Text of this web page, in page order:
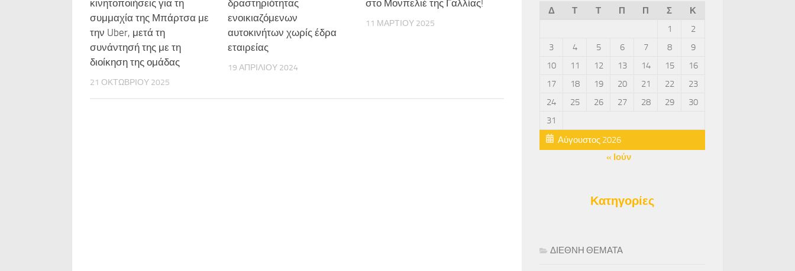
κινητοποιήσεις για τη
συμμαχία της Μπάρτσα με
την Uber, μετά τη
συνάντησή της με τη
διοίκηση της ομάδας
21 ΟΚΤΩΒΡΊΟΥ 2025
δραστηριότητας
ενοικιαζόμενων
αυτοκινήτων χωρίς έδρα
εταιρείας
19 ΑΠΡΙΛΊΟΥ 2024
στο Μονπελιέ της Γαλλίας!
11 ΜΑΡΤΊΟΥ 2025
Αύγουστος 2026
Δ Τ Τ Π Π Σ
Κ
1
2
3
4 5 6 7 8
9
10
11 12 13 14 15
16
17
18 19 20 21 22
23
24
25 26 27 28 29
30
31
« Ιούν
Κατηγορίες
ΔΙΕΘΝΗ ΘΕΜΑΤΑ